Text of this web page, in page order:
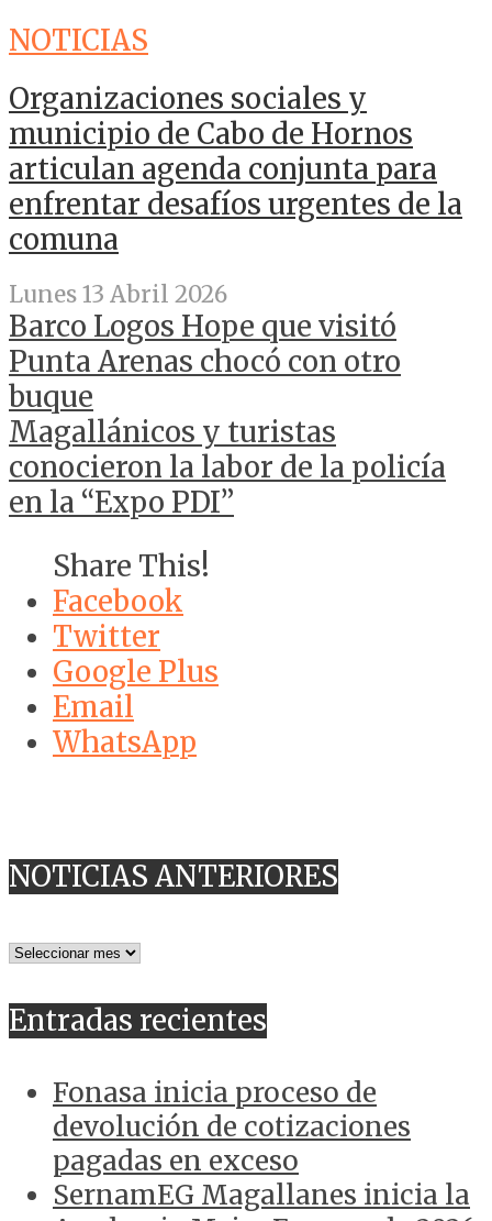
NOTICIAS
Organizaciones sociales y
municipio de Cabo de Hornos
articulan agenda conjunta para
enfrentar desafíos urgentes de la
comuna
Lunes 13 Abril 2026
Barco Logos Hope que visitó
Punta Arenas chocó con otro
buque
Magallánicos y turistas
conocieron la labor de la policía
en la “Expo PDI”
Share This!
Facebook
Twitter
Google Plus
Email
WhatsApp
NOTICIAS ANTERIORES
NOTICIAS
Entradas recientes
Fonasa inicia proceso de
devolución de cotizaciones
pagadas en exceso
SernamEG Magallanes inicia la